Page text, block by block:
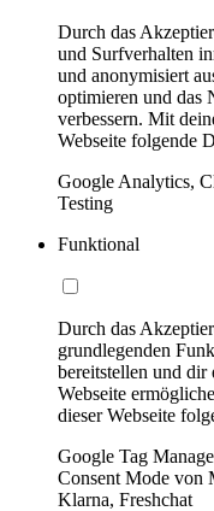
Durch das
und Surfverhalten
und anonymisiert
optimieren und das
verbessern. Mit
Webseite folgende
Google Analytics,
Testing
Funktional
Durch das
grundlegenden
bereitstellen und dir
Webseite
dieser Webseite
Google Tag
Consent Mode von
Klarna, Freshchat